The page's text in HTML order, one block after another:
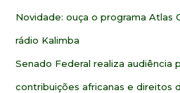
Novidade: ouça o programa Atlas
rádio Kalimba
Senado Federal realiza audiência
contribuições africanas e direitos